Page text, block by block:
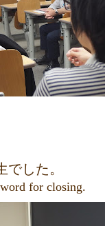
した。
for closing.